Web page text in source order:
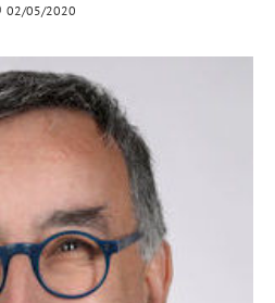
02/05/2020